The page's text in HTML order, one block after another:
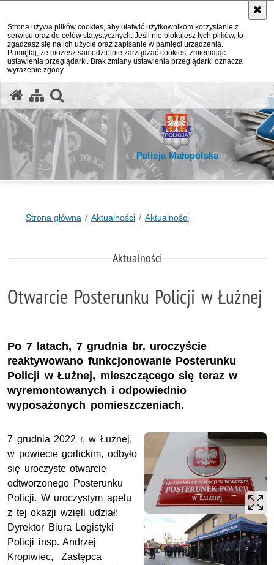
Strona używa plików cookies, aby ułatwić użytkownikom korzystanie z
serwisu oraz do celów statystycznych. Jeśli nie blokujesz tych plików, to
zgadzasz się na ich użycie oraz zapisanie w pamięci urządzenia.
Pamiętaj, że możesz samodzielnie zarządzać cookies, zmieniając
ustawienia przeglądarki. Brak zmiany ustawienia przeglądarki oznacza
wyrażenie zgody.
Policja Małopolska
Strona główna Aktualności Aktualności
Aktualności
Otwarcie Posterunku Policji w Łużnej
Po 7 latach, 7 grudnia br. uroczyście
reaktywowano funkcjonowanie Posterunku
Policji w Łużnej, mieszczącego się teraz w
wyremontowanych i odpowiednio
wyposażonych pomieszczeniach.
7 grudnia 2022 r. w Łużnej,
w powiecie gorlickim, odbyło
się uroczyste otwarcie
odtworzonego Posterunku
Policji. W uroczystym apelu
z tej okazji wzięli udział:
Dyrektor Biura Logistyki
Policji insp. Andrzej
Kropiwiec, Zastępca